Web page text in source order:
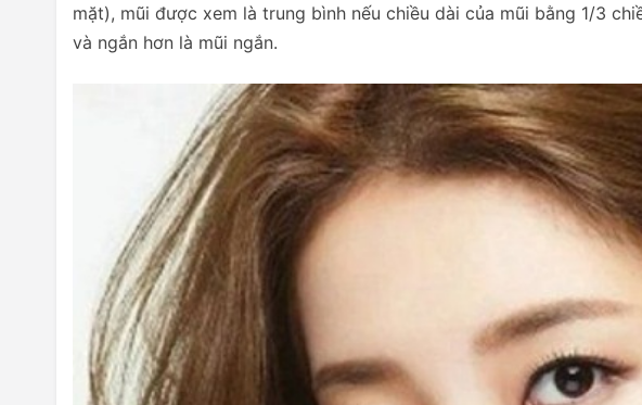
mặt), mũi được xem là trung bình nếu chiều dài của mũi bằng 1/3
và ngắn hơn là mũi ngắn.